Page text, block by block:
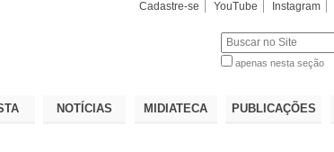
Cadastre-se YouTube Instagram
apenas nesta seção
NOTÍCIAS MIDIATECA PUBLICAÇÕES